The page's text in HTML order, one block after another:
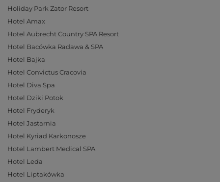
Holiday Park Zator Resort
Hotel Amax
Hotel Aubrecht Country SPA Resort
Hotel Bacówka Radawa & SPA
Hotel Bajka
Hotel Convictus Cracovia
Hotel Diva Spa
Hotel Dziki Potok
Hotel Fryderyk
Hotel Jastarnia
Hotel Kyriad Karkonosze
Hotel Lambert Medical SPA
Hotel Leda
Hotel Liptakówka